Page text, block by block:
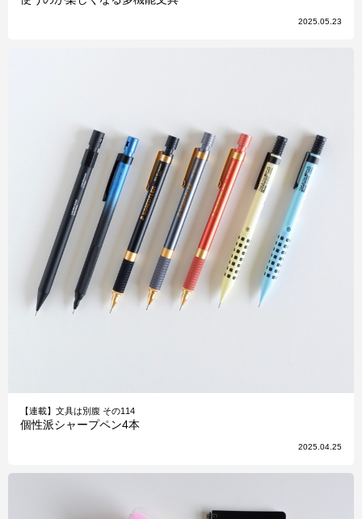
2025.05.23
【連載】文具は別腹 その114
個性派シャープペン4本
2025.04.25